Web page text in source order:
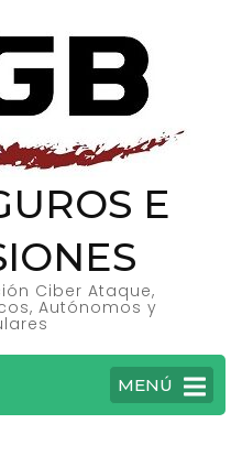
E
Ciber Ataque,
Autónomos y
MENÚ